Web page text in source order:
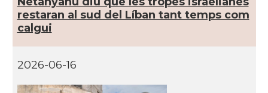
restaran al sud del Líban tant temps com
calgui
2026-06-16